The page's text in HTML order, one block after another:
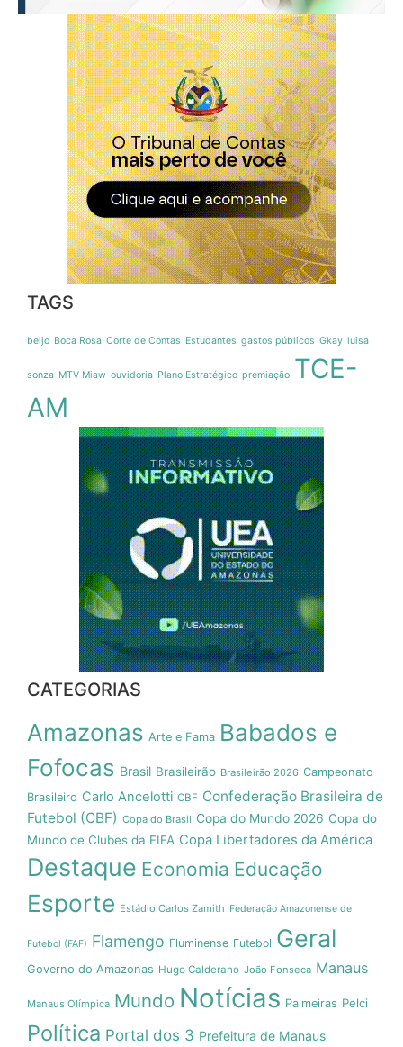
TAGS
beijo Boca Rosa Corte de Contas Estudantes gastos públicos Gkay luisa
sonza MTV Miaw ouvidoria Plano Estratégico premiação TCE-
AM
CATEGORIAS
Amazonas Arte e Fama Babados e
Fofocas Brasil Brasileirão Brasileirão 2026 Campeonato
Brasileiro Carlo Ancelotti CBF Confederação Brasileira de
Futebol (CBF) Copa do Brasil Copa do Mundo 2026 Copa do
Mundo de Clubes da FIFA Copa Libertadores da América
Destaque Economia Educação
Esporte Estádio Carlos Zamith Federação Amazonense de
Futebol (FAF) Flamengo Fluminense Futebol Geral
Governo do Amazonas Hugo Calderano João Fonseca Manaus
Manaus Olímpica Mundo Notícias Palmeiras Pelci
Política Portal dos 3 Prefeitura de Manaus